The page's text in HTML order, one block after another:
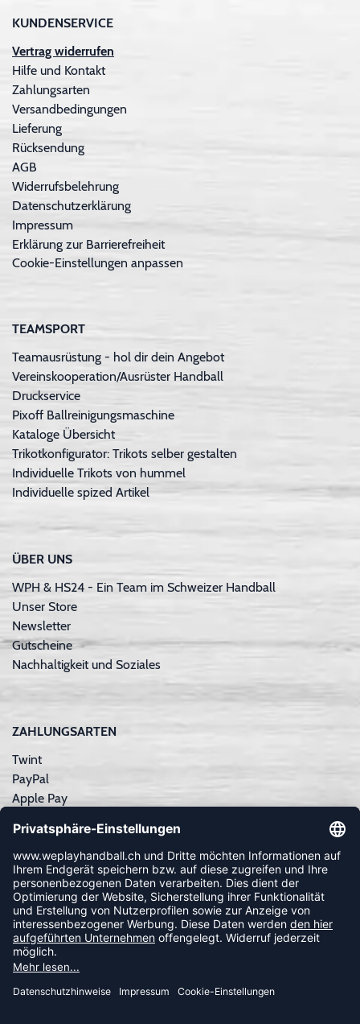
KUNDENSERVICE
Vertrag widerrufen
Hilfe und Kontakt
Zahlungsarten
Versandbedingungen
Lieferung
Rücksendung
AGB
Widerrufsbelehrung
Datenschutzerklärung
Impressum
Erklärung zur Barrierefreiheit
Cookie-Einstellungen anpassen
TEAMSPORT
Teamausrüstung - hol dir dein Angebot
Vereinskooperation/Ausrüster Handball
Druckservice
Pixoff Ballreinigungsmaschine
Kataloge Übersicht
Trikotkonfigurator: Trikots selber gestalten
Individuelle Trikots von hummel
Individuelle spized Artikel
ÜBER UNS
WPH & HS24 - Ein Team im Schweizer Handball
Unser Store
Newsletter
Gutscheine
Nachhaltigkeit und Soziales
ZAHLUNGSARTEN
Twint
PayPal
Apple Pay
Kreditkarte
Rechnungskauf
NEWSLETTER
FOLLOW US